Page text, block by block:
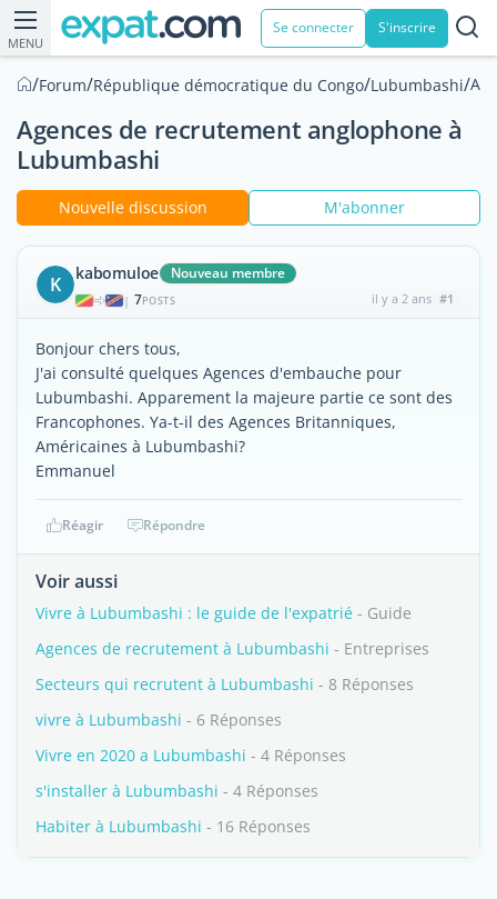
MENU
Se connecter S'inscrire
/Forum/République démocratique du Congo/Lubumbashi/
Agences de recrutement anglophone à
Lubumbashi
Nouvelle discussion M'abonner
K kabomuloe Nouveau membre
| 7POSTS il y a 2 ans #1
Bonjour chers tous,
J'ai consulté quelques Agences d'embauche pour
Lubumbashi. Apparement la majeure partie ce sont des
Francophones. Ya-t-il des Agences Britanniques,
Américaines à Lubumbashi?
Emmanuel
Réagir Répondre
Voir aussi
Vivre à Lubumbashi : le guide de l'expatrié - Guide
Agences de recrutement à Lubumbashi - Entreprises
Secteurs qui recrutent à Lubumbashi - 8 Réponses
vivre à Lubumbashi - 6 Réponses
Vivre en 2020 a Lubumbashi - 4 Réponses
s'installer à Lubumbashi - 4 Réponses
Habiter à Lubumbashi - 16 Réponses